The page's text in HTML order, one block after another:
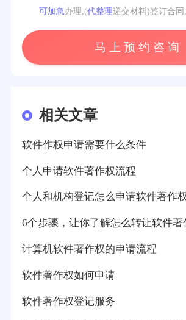
可加急办理,(代整理递交材料)签订合
马 上 预 约 咨 询
相关文章
软件作权申请需要什么条件
个人申请软件著作权流程
个人和机构登记怎么申请软件著作权
6个步骤，让你了解怎么转让软件著
计算机软件著作权的申请流程
软件著作权如何申请
软件著作权登记服务